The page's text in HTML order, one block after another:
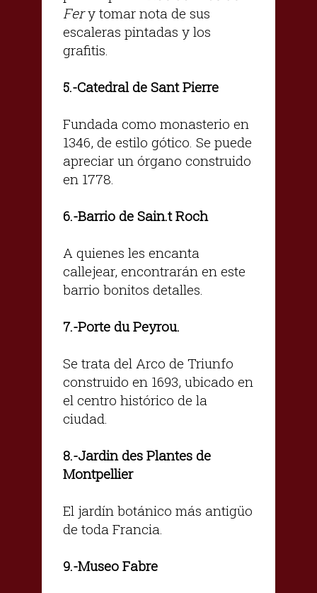
Fery tomar nota de sus
escaleras pintadas y los
grafitis.
5.-Catedral de Sant Pierre
Fundada como monasterio en
1346, de estilo gótico. Se puede
apreciar un órgano construido
en 1778.
6.-Barrio de Sain.t Roch
A quienes les encanta
callejear, encontrarán en este
barrio bonitos detalles.
7.-Porte du Peyrou.
Se trata del Arco de Triunfo
construido en 1693, ubicado en
el centro histórico de la
ciudad.
8.-Jardin des Plantes de
Montpellier
El jardín botánico más antigüo
de toda Francia.
9.-Museo Fabre